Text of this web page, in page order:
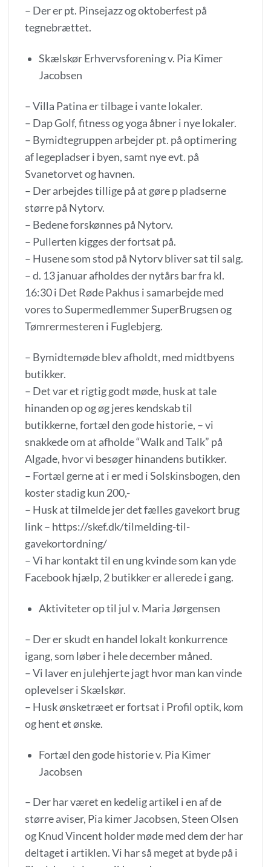
– Der er pt. Pinsejazz og oktoberfest på
tegnebrættet.
Skælskør Erhvervsforening v. Pia Kimer
Jacobsen
– Villa Patina er tilbage i vante lokaler.
– Dap Golf, fitness og yoga åbner i nye lokaler.
– Bymidtegruppen arbejder pt. på optimering
af legepladser i byen, samt nye evt. på
Svanetorvet og havnen.
– Der arbejdes tillige på at gøre p pladserne
større på Nytorv.
– Bedene forskønnes på Nytorv.
– Pullerten kigges der fortsat på.
– Husene som stod på Nytorv bliver sat til salg.
– d. 13 januar afholdes der nytårs bar fra kl.
16:30 i Det Røde Pakhus i samarbejde med
vores to Supermedlemmer SuperBrugsen og
Tømrermesteren i Fuglebjerg.
– Bymidtemøde blev afholdt, med midtbyens
butikker.
– Det var et rigtig godt møde, husk at tale
hinanden op og øg jeres kendskab til
butikkerne, fortæl den gode historie, – vi
snakkede om at afholde “Walk and Talk” på
Algade, hvor vi besøger hinandens butikker.
– Fortæl gerne at i er med i Solskinsbogen, den
koster stadig kun 200,-
– Husk at tilmelde jer det fælles gavekort brug
link – https://skef.dk/tilmelding-til-
gavekortordning/
– Vi har kontakt til en ung kvinde som kan yde
Facebook hjælp, 2 butikker er allerede i gang.
Aktiviteter op til jul v. Maria Jørgensen
– Der er skudt en handel lokalt konkurrence
igang, som løber i hele december måned.
– Vi laver en julehjerte jagt hvor man kan vinde
oplevelser i Skælskør.
– Husk ønsketræet er fortsat i Profil optik, kom
og hent et ønske.
Fortæl den gode historie v. Pia Kimer
Jacobsen
– Der har været en kedelig artikel i en af de
større aviser, Pia kimer Jacobsen, Steen Olsen
og Knud Vincent holder møde med dem der har
deltaget i artiklen. Vi har så meget at byde på i